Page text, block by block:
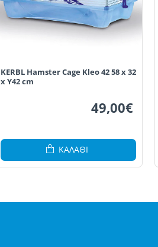
KERBL Hamster Cage Kleo 42 58 x 32
x Y42 cm
49,00€
ΚΑΛΆΘΙ